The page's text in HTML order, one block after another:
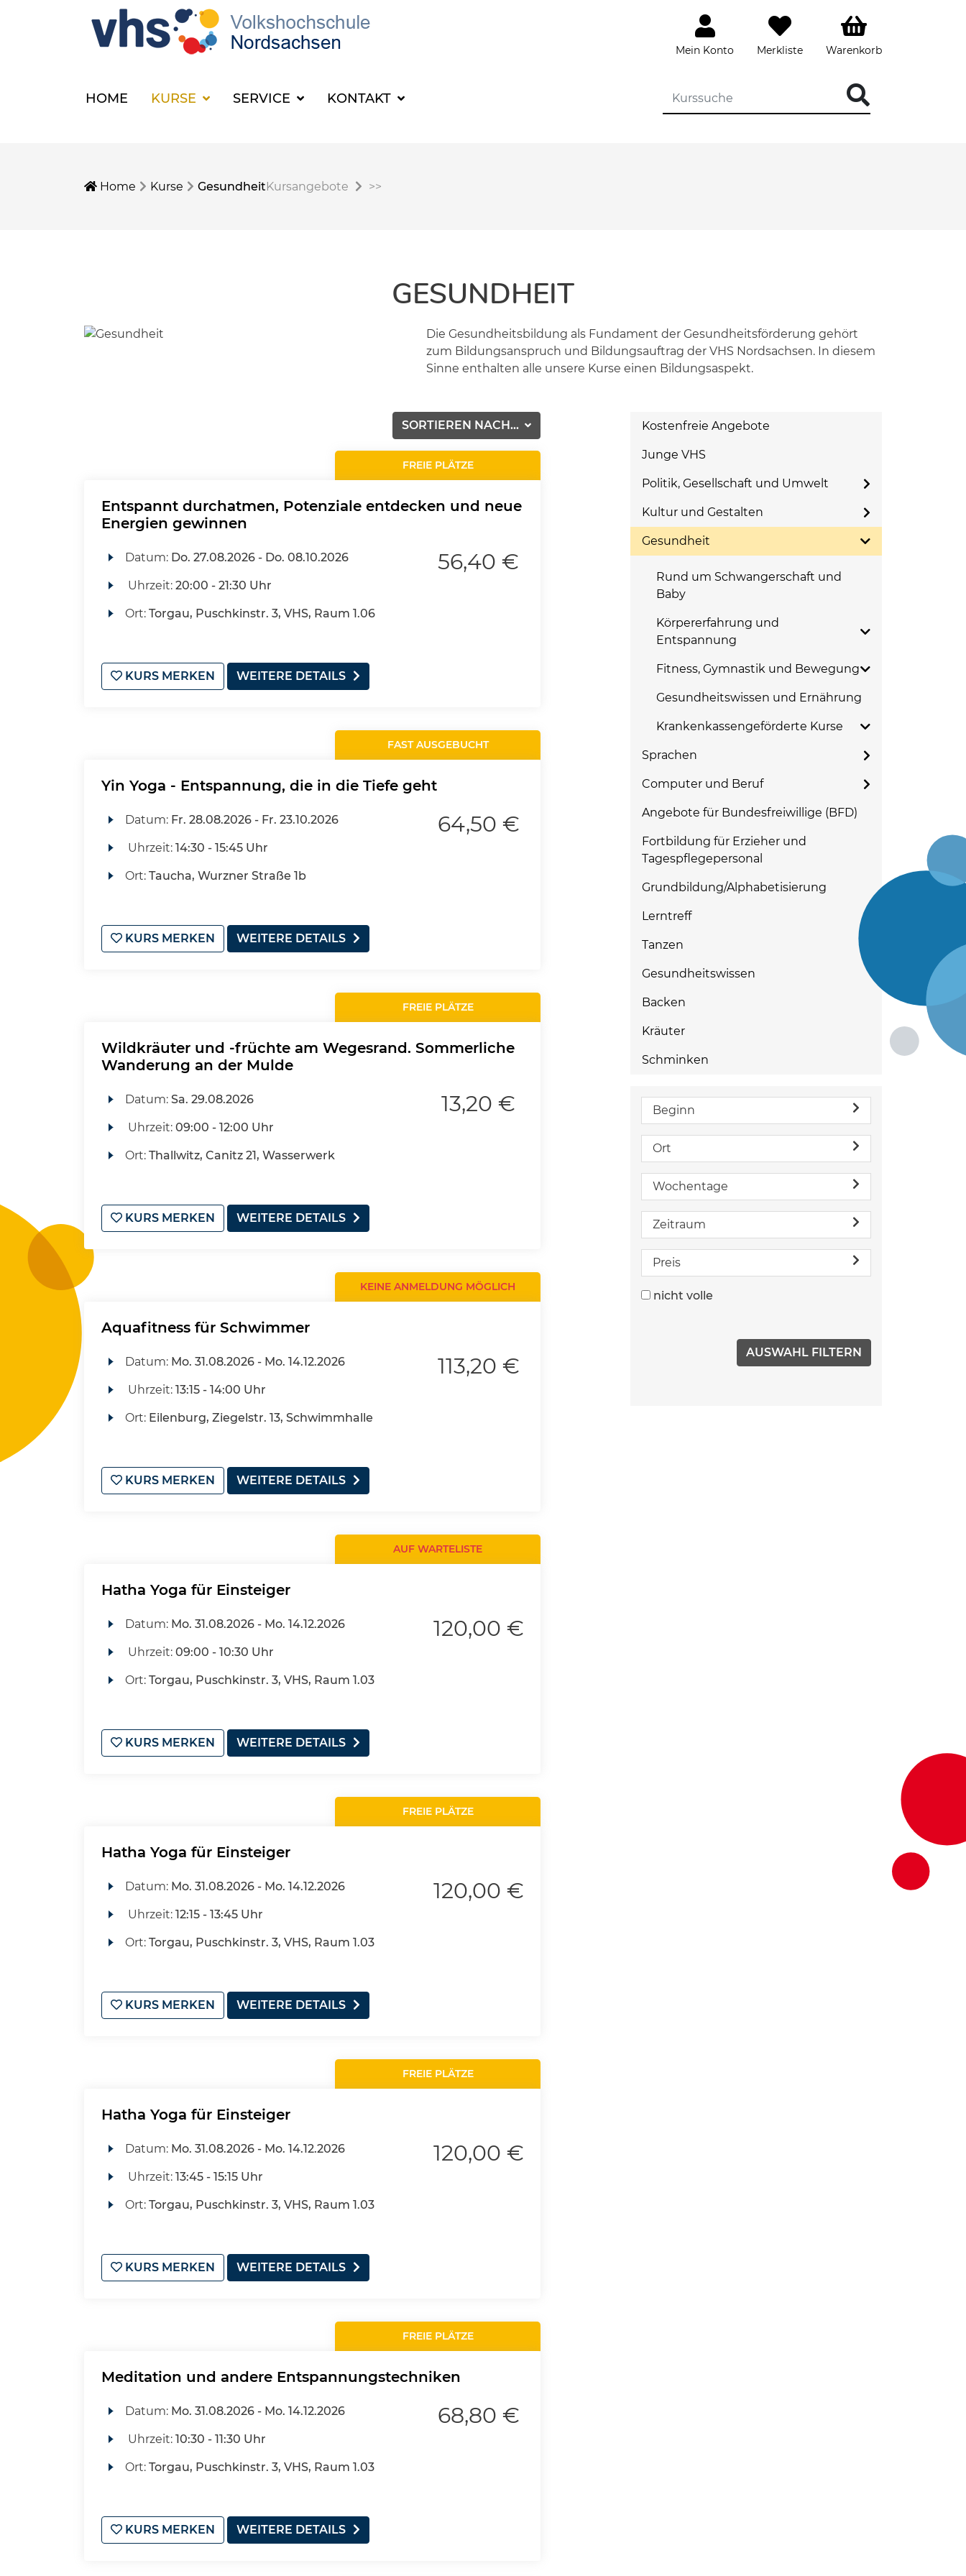
Mein Konto Merkliste Warenkorb
HOME KURSE SERVICE KONTAKT
Home Kurse GesundheitKursangebote >>
GESUNDHEIT
Die Gesundheitsbildung als Fundament der Gesundheitsförderung gehört
zum Bildungsanspruch und Bildungsauftrag der VHS Nordsachsen. In diesem
Sinne enthalten alle unsere Kurse einen Bildungsaspekt.
SORTIEREN NACH...
FREIE PLÄTZE
Entspannt durchatmen, Potenziale entdecken und neue
Energien gewinnen
Datum: Do. 27.08.2026 - Do. 08.10.2026
Uhrzeit: 20:00 - 21:30 Uhr
Ort: Torgau, Puschkinstr. 3, VHS, Raum 1.06
56,40 €
KURS MERKEN WEITERE DETAILS
FAST AUSGEBUCHT
Yin Yoga - Entspannung, die in die Tiefe geht
Datum: Fr. 28.08.2026 - Fr. 23.10.2026
Uhrzeit: 14:30 - 15:45 Uhr
Ort: Taucha, Wurzner Straße 1b
64,50 €
KURS MERKEN WEITERE DETAILS
FREIE PLÄTZE
Wildkräuter und -früchte am Wegesrand. Sommerliche
Wanderung an der Mulde
Datum: Sa. 29.08.2026
Uhrzeit: 09:00 - 12:00 Uhr
Ort: Thallwitz, Canitz 21, Wasserwerk
13,20 €
KURS MERKEN WEITERE DETAILS
KEINE ANMELDUNG MÖGLICH
Aquafitness für Schwimmer
Datum: Mo. 31.08.2026 - Mo. 14.12.2026
Uhrzeit: 13:15 - 14:00 Uhr
Ort: Eilenburg, Ziegelstr. 13, Schwimmhalle
113,20 €
KURS MERKEN WEITERE DETAILS
AUF WARTELISTE
Hatha Yoga für Einsteiger
Datum: Mo. 31.08.2026 - Mo. 14.12.2026
Uhrzeit: 09:00 - 10:30 Uhr
Ort: Torgau, Puschkinstr. 3, VHS, Raum 1.03
120,00 €
KURS MERKEN WEITERE DETAILS
FREIE PLÄTZE
Hatha Yoga für Einsteiger
Datum: Mo. 31.08.2026 - Mo. 14.12.2026
Uhrzeit: 12:15 - 13:45 Uhr
Ort: Torgau, Puschkinstr. 3, VHS, Raum 1.03
120,00 €
KURS MERKEN WEITERE DETAILS
FREIE PLÄTZE
Hatha Yoga für Einsteiger
Datum: Mo. 31.08.2026 - Mo. 14.12.2026
Uhrzeit: 13:45 - 15:15 Uhr
Ort: Torgau, Puschkinstr. 3, VHS, Raum 1.03
120,00 €
KURS MERKEN WEITERE DETAILS
FREIE PLÄTZE
Meditation und andere Entspannungstechniken
Datum: Mo. 31.08.2026 - Mo. 14.12.2026
Uhrzeit: 10:30 - 11:30 Uhr
Ort: Torgau, Puschkinstr. 3, VHS, Raum 1.03
68,80 €
KURS MERKEN WEITERE DETAILS
Kostenfreie Angebote
Junge VHS
Politik, Gesellschaft und Umwelt
Kultur und Gestalten
Gesundheit
Rund um Schwangerschaft und
Baby
Körpererfahrung und
Entspannung
Fitness, Gymnastik und Bewegung
Gesundheitswissen und Ernährung
Krankenkassengeförderte Kurse
Sprachen
Computer und Beruf
Angebote für Bundesfreiwillige (BFD)
Fortbildung für Erzieher und
Tagespflegepersonal
Grundbildung/Alphabetisierung
Lerntreff
Tanzen
Gesundheitswissen
Backen
Kräuter
Schminken
Beginn
Ort
Wochentage
Zeitraum
Preis
nicht volle